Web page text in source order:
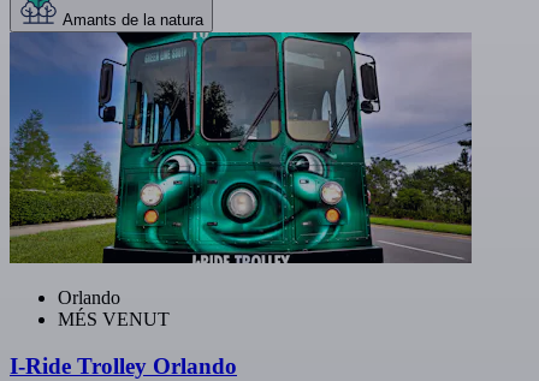
Amants de la natura
Orlando
MÉS VENUT
I-Ride Trolley Orlando